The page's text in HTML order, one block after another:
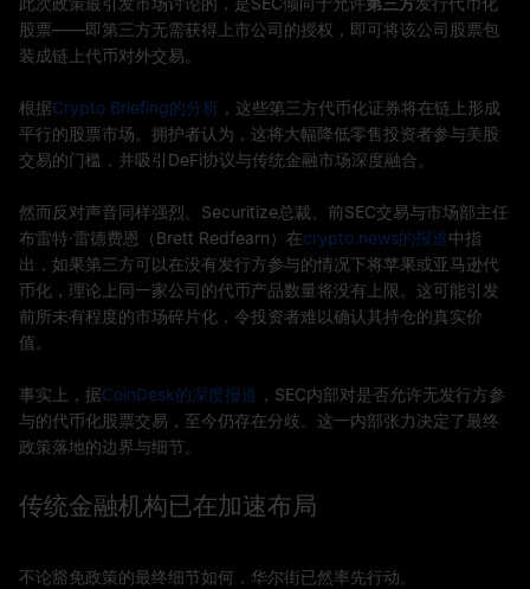
股票——即第三方无需获得上市公司的授权，即可将该公司股票包
装成链上代币对外交易。
根据Crypto Briefing的分析 ，这些第三方代币化证券将在链上形成
平行的股票市场。拥护者认为，这将大幅降低零售投资者参与美股
交易的门槛，并吸引DeFi协议与传统金融市场深度融合。
然而反对声音同样强烈。Securitize总裁、前SEC交易与市场部主任
布雷特·雷德费恩（Brett Redfearn）在crypto.news的报道中指
出，如果第三方可以在没有发行方参与的情况下将苹果或亚马逊代
币化，理论上同一家公司的代币产品数量将没有上限。这可能引发
前所未有程度的市场碎片化，令投资者难以确认其持仓的真实价
值。
事实上，据CoinDesk的深度报道 ，SEC内部对是否允许无发行方参
与的代币化股票交易，至今仍存在分歧。这一内部张力决定了最终
政策落地的边界与细节。
传统金融机构已在加速布局
不论豁免政策的最终细节如何，华尔街已然率先行动。